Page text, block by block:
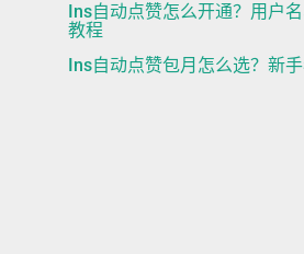
Ins自动点赞怎么开通？用户
教程
Ins自动点赞包月怎么选？新